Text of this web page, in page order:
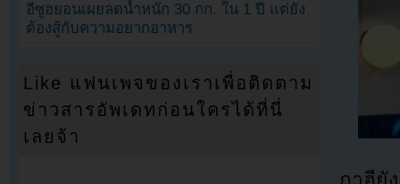
กาฮียั
อีซูฮยอนเผยลดน้ำหนัก 30 กก. ใน 1 ปี แต่ยัง
ต้องสู้กับความอยากอาหาร
Like แฟนเพจของเราเพื่อติดตาม
ข่าวสารอัพเดทก่อนใครได้ที่นี่
เลยจ้า